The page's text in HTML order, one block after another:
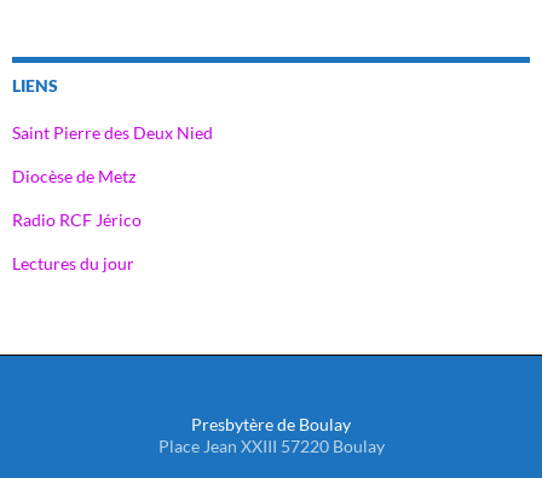
LIENS
Saint Pierre des Deux Nied
Diocèse de Metz
Radio RCF Jérico
Lectures du jour
Presbytère de Boulay
Place Jean XXIII 57220 Boulay